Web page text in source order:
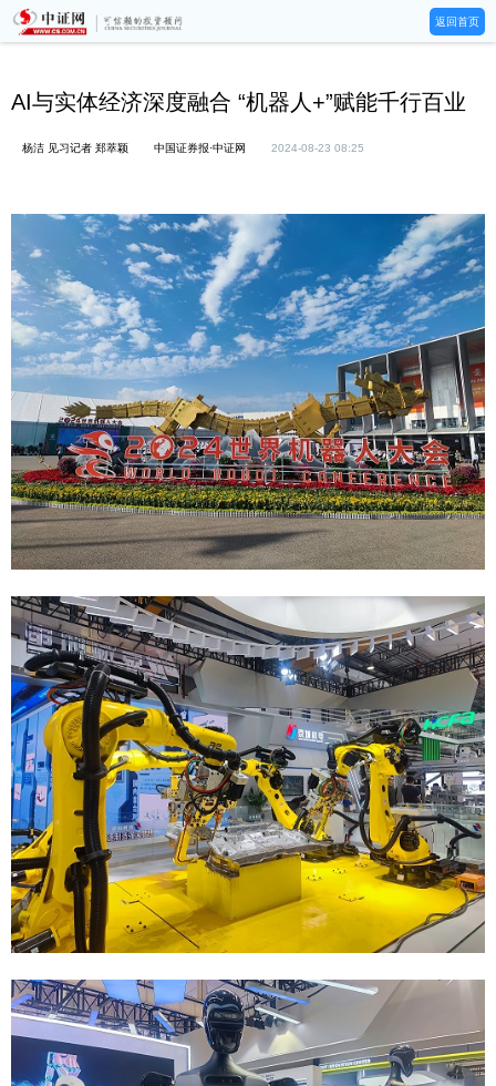
返回首页
AI与实体经济深度融合 “机器人+”赋能千行百业
杨洁 见习记者 郑萃颖 中国证券报·中证网 2024-08-23 08:25